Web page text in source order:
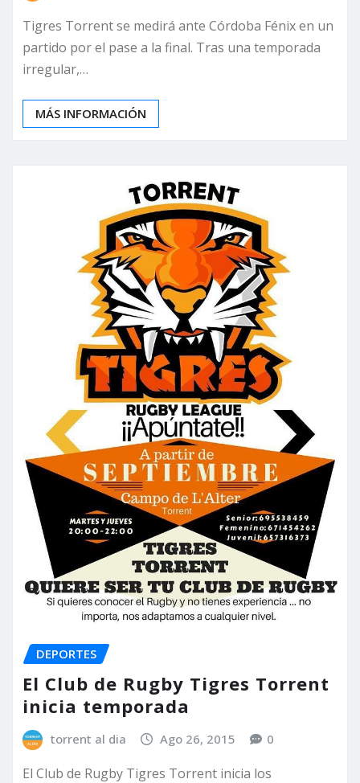
Tigres Torrent se medirá ante Córdoba Fénix en un
partido por el pase a la final. Tras una temporada
irregular,…
MÁS INFORMACIÓN
DEPORTES
El Club de Rugby Tigres Torrent
inicia temporada
torrent al dia Ago 26, 2015 0
El Club de Rugby Tigres Torrent inicia los